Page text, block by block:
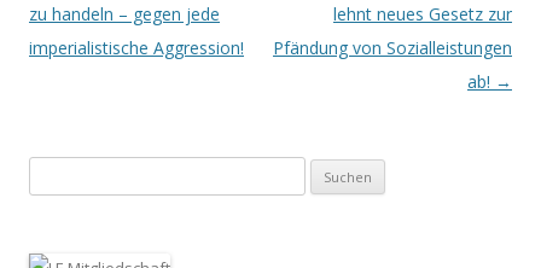
zu handeln – gegen jede
imperialistische Aggression!
lehnt neues Gesetz zur
Pfändung von Sozialleistungen
ab! →